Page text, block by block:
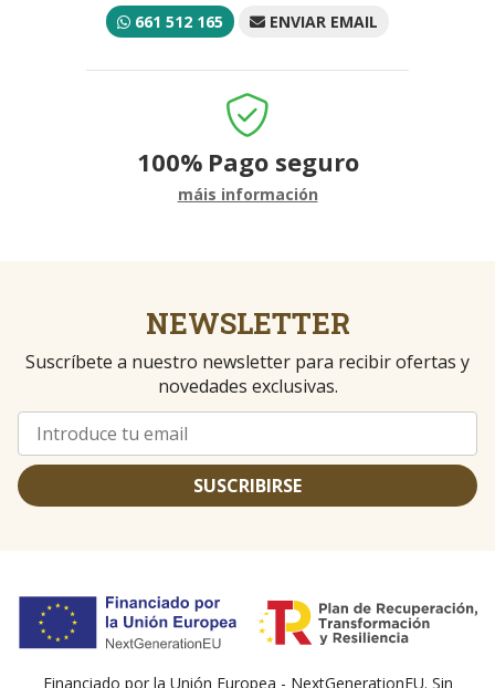
661 512 165 ENVIAR EMAIL
100% Pago seguro
máis información
NEWSLETTER
Suscríbete a nuestro newsletter para recibir ofertas y
novedades exclusivas.
SUSCRIBIRSE
Financiado por la Unión Europea - NextGenerationEU. Sin